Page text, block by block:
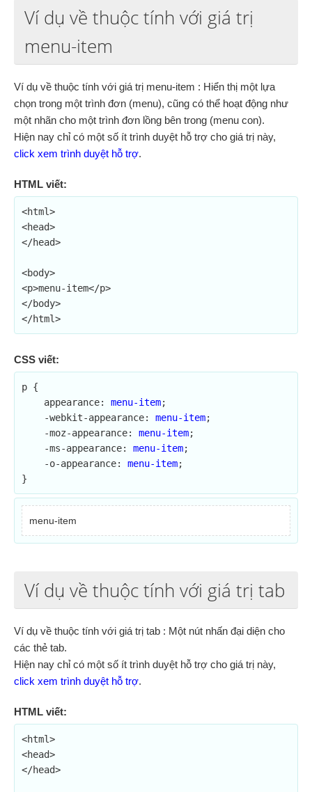
Ví dụ về thuộc tính với giá trị
menu-item
Ví dụ về thuộc tính với giá trị menu-item : Hiển thị một lựa
chọn trong một trình đơn (menu), cũng có thể hoạt động như
một nhãn cho một trình đơn lồng bên trong (menu con).
Hiện nay chỉ có một số ít trình duyệt hỗ trợ cho giá trị này,
click xem trình duyệt hỗ trợ.
HTML viết:
<html>
<head>
</head>
<body>
<p>menu-item</p>
</body>
</html>
CSS viết:
p {
    appearance:
menu-item;
    -webkit-appearance:
menu-item;
    -moz-appearance:
menu-item;
    -ms-appearance:
menu-item;
    -o-appearance:
menu-item;
}
menu-item
Ví dụ về thuộc tính với giá trị tab
Ví dụ về thuộc tính với giá trị tab : Một nút nhấn đại diện cho
các thẻ tab.
Hiện nay chỉ có một số ít trình duyệt hỗ trợ cho giá trị này,
click xem trình duyệt hỗ trợ.
HTML viết:
<html>
<head>
</head>